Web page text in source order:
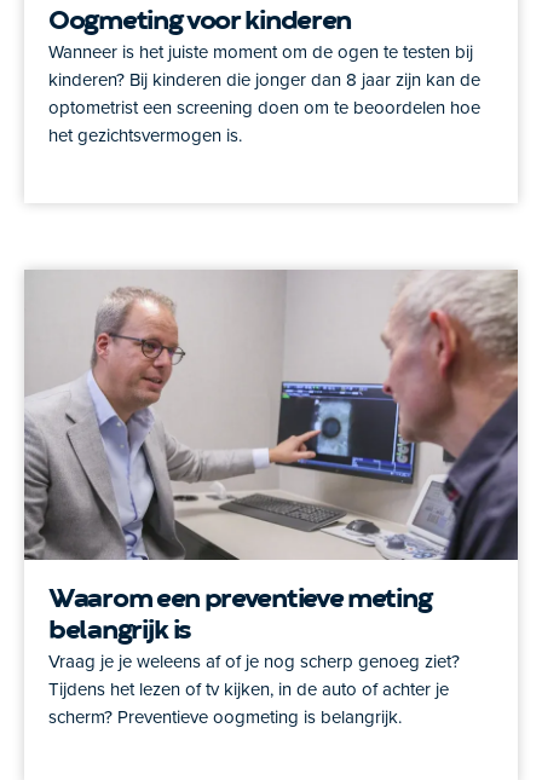
Oogmeting voor kinderen
Wanneer is het juiste moment om de ogen te testen bij
kinderen? Bij kinderen die jonger dan 8 jaar zijn kan de
optometrist een screening doen om te beoordelen hoe
het gezichtsvermogen is.
Waarom een preventieve meting
belangrijk is
Vraag je je weleens af of je nog scherp genoeg ziet?
Tijdens het lezen of tv kijken, in de auto of achter je
scherm? Preventieve oogmeting is belangrijk.